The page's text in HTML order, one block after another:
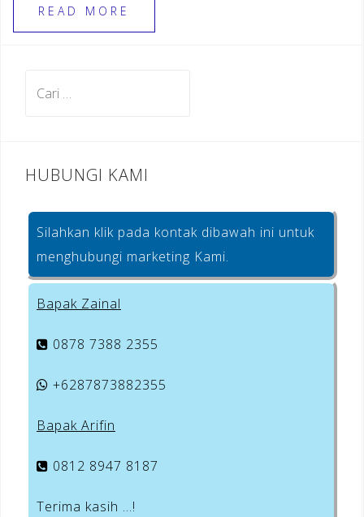
e
b
o
gr
a e
READ MORE
HUBUNGI KAMI
Silahkan klik pada kontak dibawah ini untuk
menghubungi marketing Kami.
Bapak Zainal
0878 7388 2355
+6287873882355
Bapak Arifin
0812 8947 8187
Terima kasih …!